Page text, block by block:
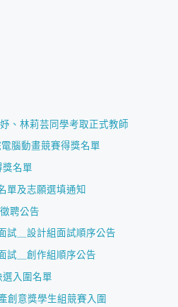
、林莉芸同學考取正式教師
腦動畫競賽得獎名單
獎名單
單及志願選填通知
聘公告
試＿設計組面試順序公告
試＿創作組順序公告
選入圍名單
創意獎學生組競賽入圍